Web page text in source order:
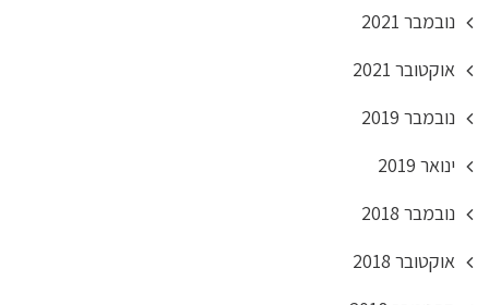
נובמבר 2021
אוקטובר 2021
נובמבר 2019
ינואר 2019
נובמבר 2018
אוקטובר 2018